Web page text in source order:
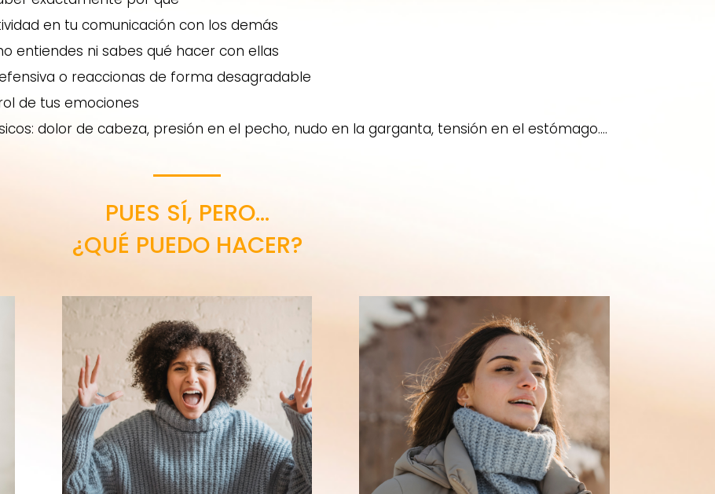
en tu comunicación con los demás
entiendes ni sabes qué hacer con ellas
o reaccionas de forma desagradable
de tus emociones
dolor de cabeza, presión en el pecho, nudo en la garganta, tensión en el estómago....
PUES SÍ, PERO…
¿QUÉ PUEDO HACER?